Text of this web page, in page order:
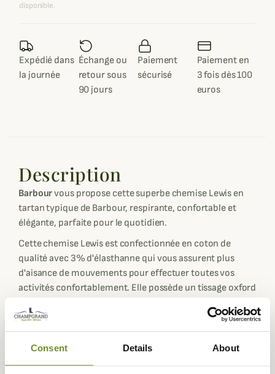
Consent Details About
disponible.
Expédié dans
la journée
Échange ou
retour sous
90 jours
Paiement
sécurisé
Paiement en
3 fois dès 100
euros
Description
Barbourvous propose cette superbe chemise Lewis en
tartan typique de Barbour, respirante, confortable et
élégante, parfaite pour le quotidien.
Cette chemise Lewis est confectionnée en coton de
qualité avec 3% d'élasthanne qui vous assurent plus
d'aisance de mouvements pour effectuer toutes vos
activités confortablement. Elle possède un tissage oxford
la journée.
summer navy bleu à carreaux blanc et rouge, le amble
sand à carreaux gris et beige sur fond blanc, le Kielder